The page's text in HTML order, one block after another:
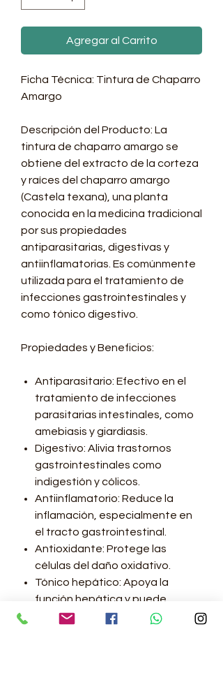
Agregar al Carrito
Ficha Técnica: Tintura de Chaparro
Amargo
Descripción del Producto: La
tintura de chaparro amargo se
obtiene del extracto de la corteza
y raíces del chaparro amargo
(Castela texana), una planta
conocida en la medicina tradicional
por sus propiedades
antiparasitarias, digestivas y
antiinflamatorias. Es comúnmente
utilizada para el tratamiento de
infecciones gastrointestinales y
como tónico digestivo.
Propiedades y Beneficios:
Antiparasitario: Efectivo en el
tratamiento de infecciones
parasitarias intestinales, como
amebiasis y giardiasis.
Digestivo: Alivia trastornos
gastrointestinales como
indigestión y cólicos.
Antiinflamatorio: Reduce la
inflamación, especialmente en
el tracto gastrointestinal.
Antioxidante: Protege las
células del daño oxidativo.
Tónico hepático: Apoya la
función hepática y puede
ayudar en la desintoxicación del